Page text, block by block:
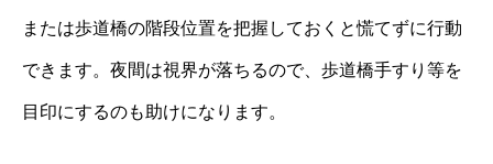
または歩道橋の階段位置を把握しておくと慌てずに行動
できます。夜間は視界が落ちるので、歩道橋手すり等を
目印にするのも助けになります。